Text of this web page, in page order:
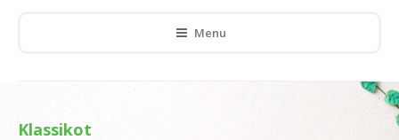
Menu
Klassikot